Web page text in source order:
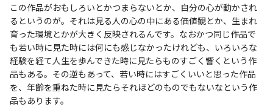
この作品がおもしろいとかつまらないとか、自分の心が動かされ
るというのが。それは見る人の心の中にある価値観とか、生まれ
育った環境とかが大きく反映されるんです。なおかつ同じ作品で
も若い時に見た時には何にも感じなかったけれども、いろいろな
経験を経て人生を歩んできた時に見たらものすごく響くという作
品もある。その逆もあって、若い時にはすごくいいと思った作品
を、年齢を重ねた時に見たらそれほどのものでもないなという作
品もあります。